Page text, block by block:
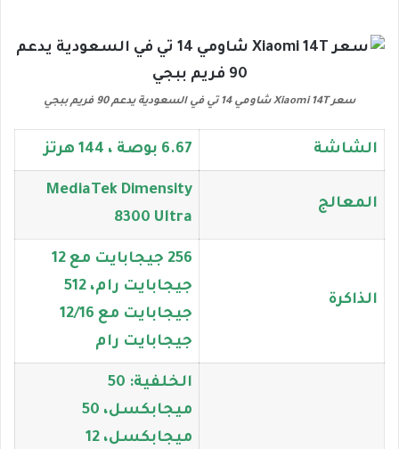
سعر Xiaomi 14T شاومي 14 تي في السعودية يدعم 90 فريم ببجي
الشاشة 6.67 بوصة ، 144 هرتز
المعالج
MediaTek Dimensity
8300 Ultra
الذاكرة
256 جيجابايت مع 12
جيجابايت رام، 512
جيجابايت مع 12/16
جيجابايت رام
الخلفية: 50
ميجابكسل، 50
ميجابكسل، 12